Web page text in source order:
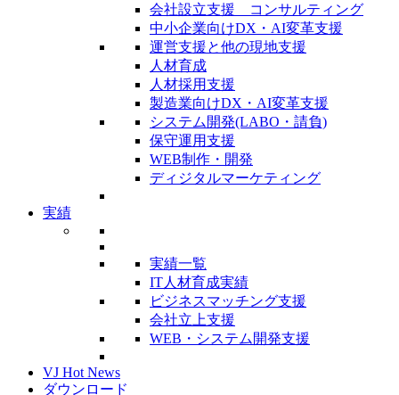
会社設立支援 コンサルティング
中小企業向けDX・AI変革支援
運営支援と他の現地支援
人材育成
人材採用支援
製造業向けDX・AI変革支援
システム開発(LABO・請負)
保守運用支援
WEB制作・開発
ディジタルマーケティング
実績
実績一覧
IT人材育成実績
ビジネスマッチング支援
会社立上支援
WEB・システム開発支援
VJ Hot News
ダウンロード